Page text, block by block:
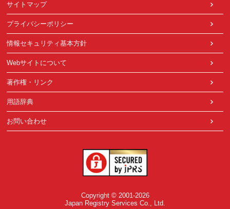
サイトマップ
プライバシーポリシー
情報セキュリティ基本方針
Webサイトについて
著作権・リンク
用語辞典
お問い合わせ
Copyright © 2001-2026
Japan Registry Services Co., Ltd.